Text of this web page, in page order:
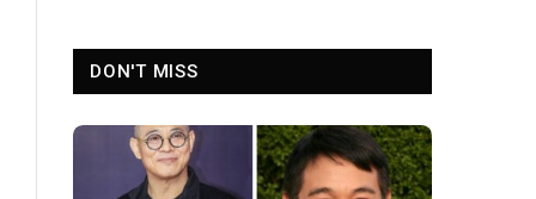
DON'T MISS